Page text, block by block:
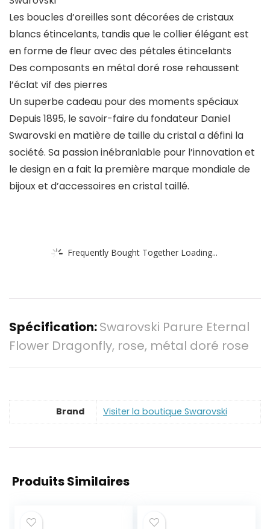
Les boucles d’oreilles sont décorées de cristaux
blancs étincelants, tandis que le collier élégant est
en forme de fleur avec des pétales étincelants
Des composants en métal doré rose rehaussent
l’éclat vif des pierres
Un superbe cadeau pour des moments spéciaux
Depuis 1895, le savoir-faire du fondateur Daniel
Swarovski en matière de taille du cristal a défini la
société. Sa passion inébranlable pour l’innovation et
le design en a fait la première marque mondiale de
bijoux et d’accessoires en cristal taillé.
Frequently Bought Together Loading...
Spécification:Swarovski Parure Eternal
Flower Dragonfly, rose, métal doré rose
Brand Visiter la boutique Swarovski
Produits Similaires